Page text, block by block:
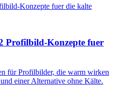
Profilbild-Konzepte fuer
für Profilbilder, die warm wirken
einer Alternative ohne Kälte.